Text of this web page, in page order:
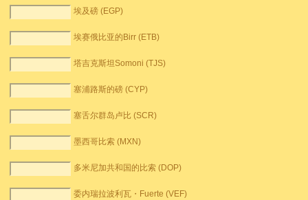
埃及磅 (EGP)
埃赛俄比亚的Birr (ETB)
塔吉克斯坦Somoni (TJS)
塞浦路斯的磅 (CYP)
塞舌尔群岛卢比 (SCR)
墨西哥比索 (MXN)
多米尼加共和国的比索 (DOP)
委内瑞拉波利瓦・Fuerte (VEF)